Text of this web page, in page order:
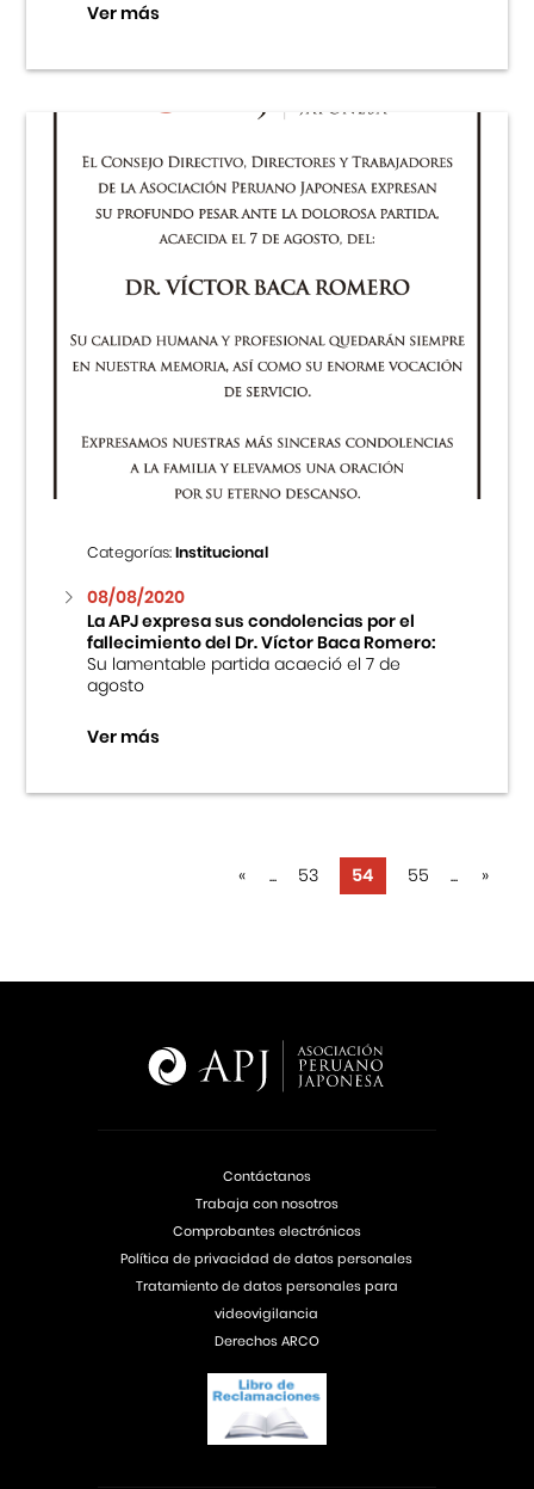
Ver más
Categorías:Institucional
08/08/2020
La APJ expresa sus condolencias por el
fallecimiento del Dr. Víctor Baca Romero:
Su lamentable partida acaeció el 7 de
agosto
Ver más
« ... 53 54 55 ... »
Contáctanos
Trabaja con nosotros
Comprobantes electrónicos
Política de privacidad de datos personales
Tratamiento de datos personales para
videovigilancia
Derechos ARCO